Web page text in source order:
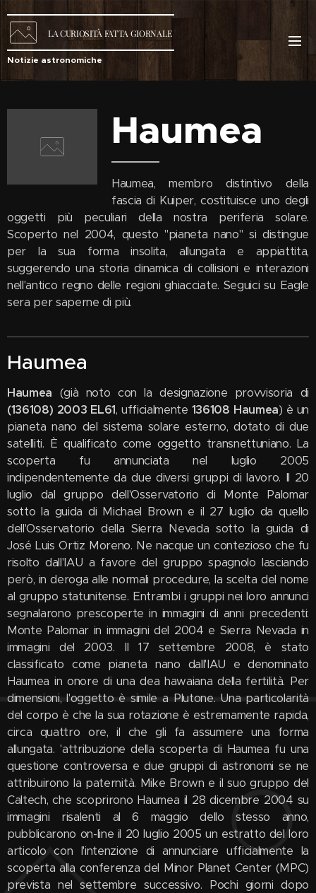
LACURIOSITÀ FATTA GIORNALE
Notizie astronomiche
Haumea
Haumea, membro distintivo della
fascia di Kuiper, costituisce uno degli
oggetti più peculiari della nostra periferia solare.
Scoperto nel 2004, questo "pianeta nano" si distingue
per la sua forma insolita, allungata e appiattita,
suggerendo una storia dinamica di collisioni e interazioni
nell'antico regno delle regioni ghiacciate. Seguici su Eagle
sera per saperne di più.
Haumea
Haumea (già noto con la designazione provvisoria di
(136108) 2003 EL61, ufficialmente 136108 Haumea) è un
pianeta nano del sistema solare esterno, dotato di due
satelliti. È qualificato come oggetto transnettuniano. La
scoperta fu annunciata nel luglio 2005
indipendentemente da due diversi gruppi di lavoro. Il 20
luglio dal gruppo dell'Osservatorio di Monte Palomar
sotto la guida di Michael Brown e il 27 luglio da quello
dell'Osservatorio della Sierra Nevada sotto la guida di
José Luis Ortiz Moreno. Ne nacque un contezioso che fu
risolto dall'IAU a favore del gruppo spagnolo lasciando
però, in deroga alle normali procedure, la scelta del nome
al gruppo statunitense. Entrambi i gruppi nei loro annunci
segnalarono prescoperte in immagini di anni precedenti:
Monte Palomar in immagini del 2004 e Sierra Nevada in
immagini del 2003. Il 17 settembre 2008, è stato
classificato come pianeta nano dall'IAU e denominato
Haumea in onore di una dea hawaiana della fertilità. Per
dimensioni, l'oggetto è simile a Plutone. Una particolarità
del corpo è che la sua rotazione è estremamente rapida,
circa quattro ore, il che gli fa assumere una forma
allungata. 'attribuzione della scoperta di Haumea fu una
questione controversa e due gruppi di astronomi se ne
attribuirono la paternità. Mike Brown e il suo gruppo del
Caltech, che scoprirono Haumea il 28 dicembre 2004 su
immagini risalenti al 6 maggio dello stesso anno,
pubblicarono on-line il 20 luglio 2005 un estratto del loro
articolo con l'intenzione di annunciare ufficialmente la
scoperta alla conferenza del Minor Planet Center (MPC)
prevista nel settembre successivo. Pochi giorni dopo